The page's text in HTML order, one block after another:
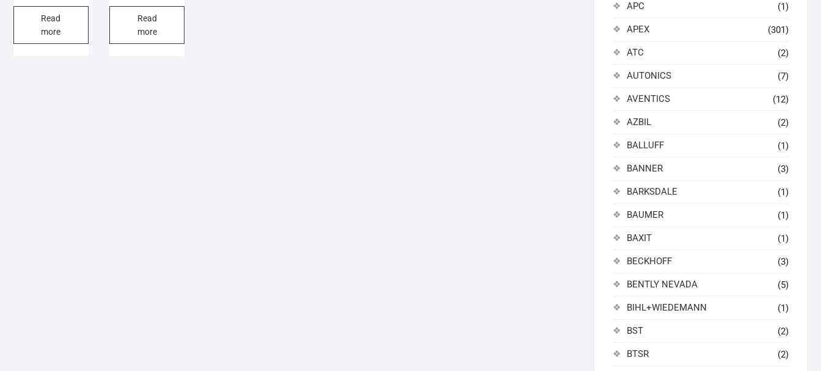
Read
more
Read
more
APC (1)
APEX (301)
ATC (2)
AUTONICS (7)
AVENTICS (12)
AZBIL (2)
BALLUFF (1)
BANNER (3)
BARKSDALE (1)
BAUMER (1)
BAXIT (1)
BECKHOFF (3)
BENTLY NEVADA (5)
BIHL+WIEDEMANN (1)
BST (2)
BTSR (2)